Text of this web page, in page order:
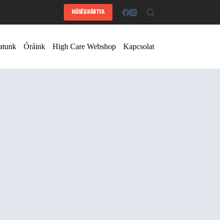
HŰSÉGKÁRTYA
Óráink High Care Webshop Kapcsolat